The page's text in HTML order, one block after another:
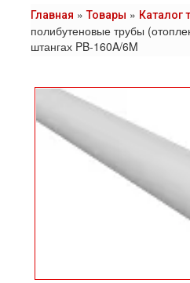
Главная »Товары » Каталог
полибутеновые трубы
штангах PB-160A/6M